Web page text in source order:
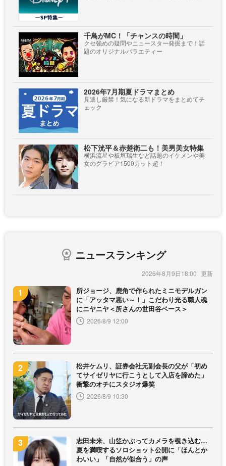
千鳥がMC！「チャンスの時間」
クセ強めの疑問やニュースター発掘まで！話
題のオリジナルバラエティー
2026年7月期夏ドラマまとめ
見逃し厳禁！気になる新ドラマをまとめてチ
ェック
松下洸平＆赤楚衛二も！美男美女特集
横浜流星や板垣瑞生など話題のイケメンや美
女のグラビア1500カット超！
ニュースランキング
2026年8月9日18:00
所ジョージ、鹿角で作られたミニモデルガン
に「アッタマ悪い～！」こだわり光る職人魂
にニヤニヤ＜所さんの世田谷ベース＞
2026/8/9 12:00
松井ケムリ、証券会社元副会長の父が「初め
てサイゼリヤに行こうとして入店を諦めた」
衝撃のオチにスタジオ爆笑
2026/8/9 10:30
志田未来、山笠かぶってカメラを覗き込む…
夏を満喫するソロショット公開に「ほんとか
わいい」「自然が似合う」の声